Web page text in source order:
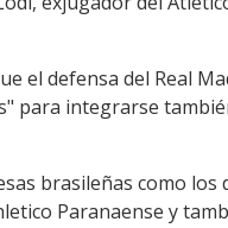
el defensa del Real
para integrarse
brasileñas como los
Paranaense y